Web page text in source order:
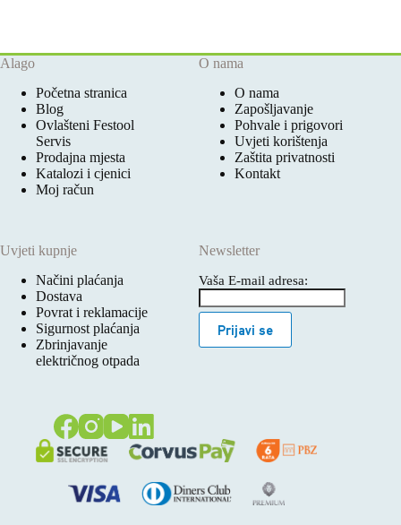
Alago
Početna stranica
Blog
Ovlašteni Festool
Servis
Prodajna mjesta
Katalozi i cjenici
Moj račun
O nama
O nama
Zapošljavanje
Pohvale i prigovori
Uvjeti korištenja
Zaštita privatnosti
Kontakt
Uvjeti kupnje
Načini plaćanja
Dostava
Povrat i reklamacije
Sigurnost plaćanja
Zbrinjavanje
električnog otpada
Newsletter
Vaša E-mail adresa:
Prijavi se